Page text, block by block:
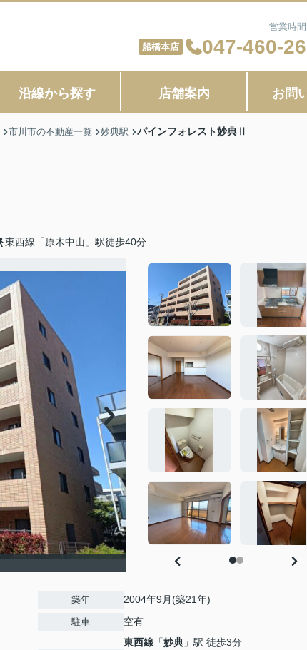
営業時
船橋本店
047-460-
沿線から探す 店舗案内 お問
市川市の不動産一覧 妙典駅 パインフォレスト妙典Ⅱ
東西線「原木中山」駅徒歩40分
築年 2004年9月(築21年)
駐車 空有
東西線 「妙典 」駅 徒歩3分